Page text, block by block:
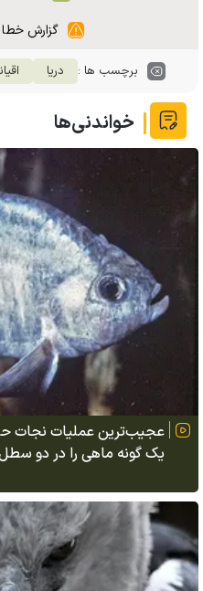
گزارش خطا
برچسب ها : دریا
خواندنی‌ها
عجیب‌ترین عملیات نجات
یک گونه ماهی را در دو